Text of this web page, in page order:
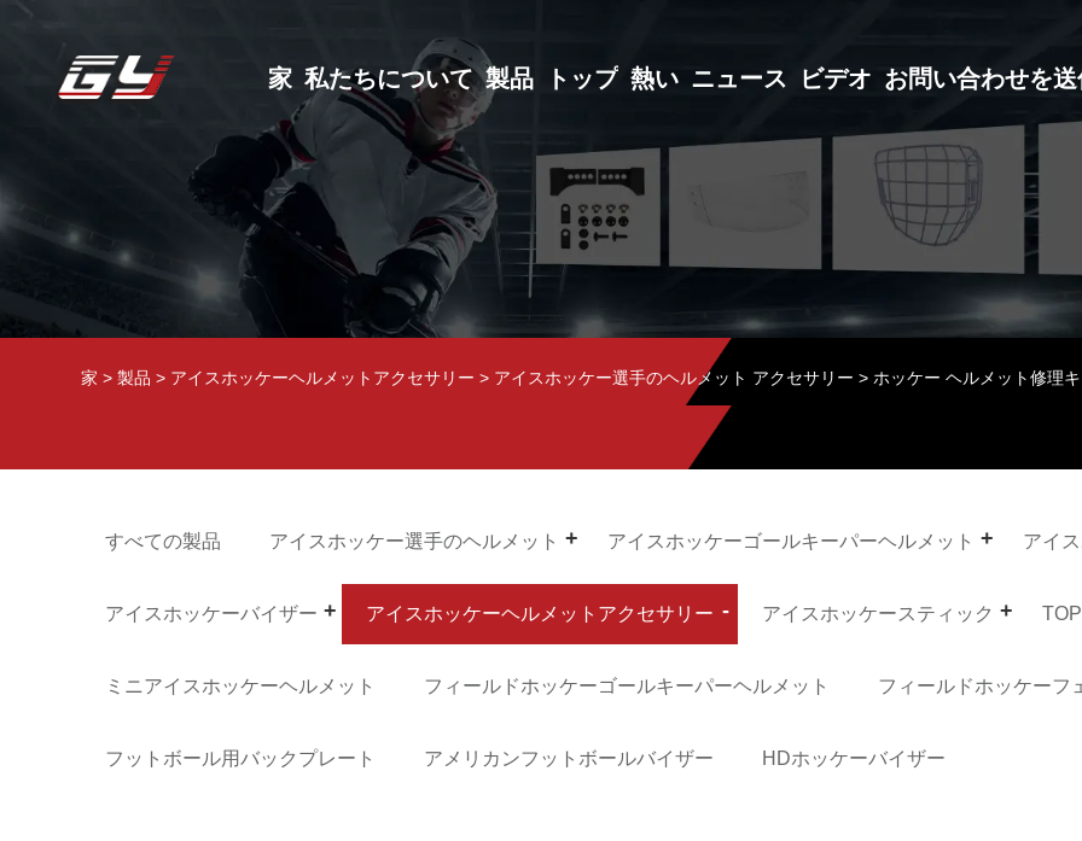
家 私たちについて 製品 トップ 熱い ニュース ビデオ お問い合わせを送
家 > 製品 > アイスホッケーヘルメットアクセサリー > アイスホッケー選手のヘルメット アクセサリー > ホッケー ヘルメット修理
すべての製品 アイスホッケー選手のヘルメット アイスホッケーゴールキーパーヘルメット アイ
アイスホッケーバイザー アイスホッケーヘルメットアクセサリー アイスホッケースティック
ミニアイスホッケーヘルメット フィールドホッケーゴールキーパーヘルメット フィールドホッケーフ
フットボール用バックプレート アメリカンフットボールバイザー HDホッケーバイザー